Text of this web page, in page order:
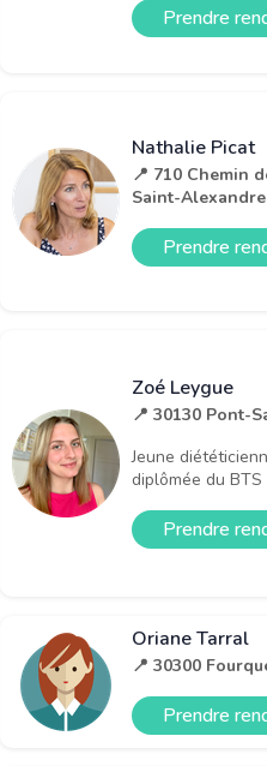
Prendre
Nathalie Picat
📍 710 Chemin
Saint-Alexandre
Prendre
Zoé Leygue
📍 30130 Pont-
Jeune
diplômée du
Prendre
Oriane Tarral
📍 30300
Prendre